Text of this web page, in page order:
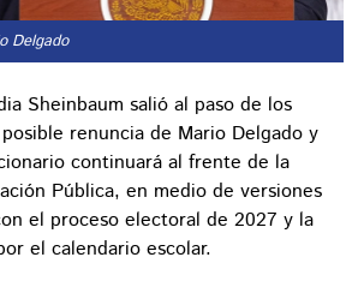
Delgado
Sheinbaum salió al paso de los
renuncia de Mario Delgado y
continuará al frente de la
Pública, en medio de versiones
el proceso electoral de 2027 y la
el calendario escolar.